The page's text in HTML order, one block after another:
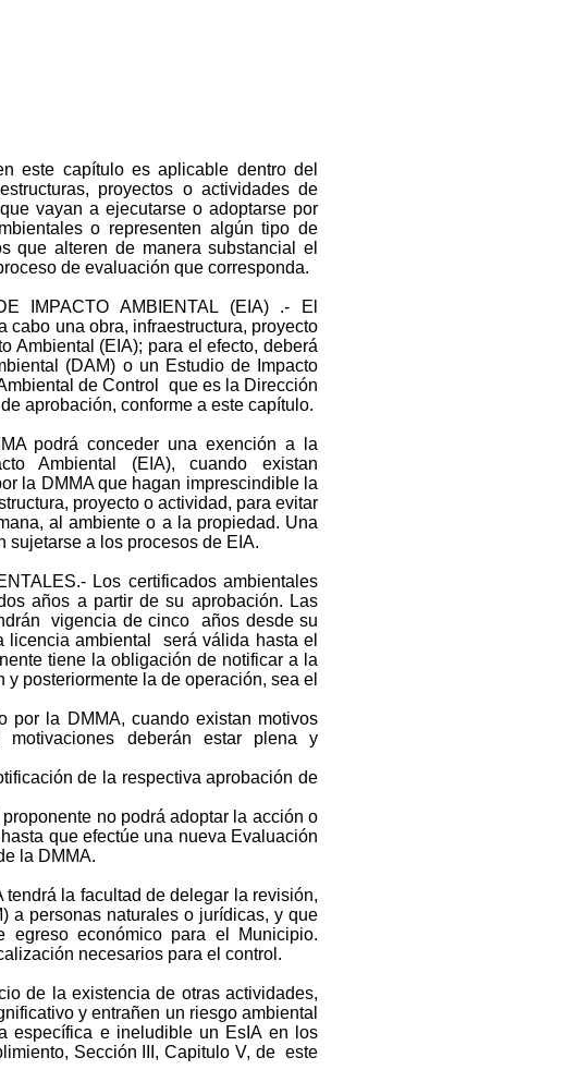
este capítulo es aplicable dentro del
proyectos o actividades de
vayan a ejecutarse o adoptarse por
o representen algún tipo de
que alteren de manera substancial el
de evaluación que corresponda.
IMPACTO AMBIENTAL (EIA) .- El
cabo una obra, infraestructura, proyecto
Ambiental (EIA); para el efecto, deberá
(DAM) o un Estudio de Impacto
de Control que es la Dirección
aprobación, conforme a este capítulo.
podrá conceder una exención a la
Ambiental (EIA), cuando existan
la DMMA que hagan imprescindible la
proyecto o actividad, para evitar
al ambiente o a la propiedad. Una
sujetarse a los procesos de EIA.
Los certificados ambientales
años a partir de su aprobación. Las
vigencia de cinco años desde su
licencia ambiental será válida hasta el
tiene la obligación de notificar a la
posteriormente la de operación, sea el
por la DMMA, cuando existan motivos
deberán estar plena y
de la respectiva aprobación de
no podrá adoptar la acción o
que efectúe una nueva Evaluación
la DMMA.
la facultad de delegar la revisión,
a personas naturales o jurídicas, y que
económico para el Municipio.
necesarios para el control.
de la existencia de otras actividades,
y entrañen un riesgo ambiental
específica e ineludible un EsIA en los
Sección III, Capitulo V, de este